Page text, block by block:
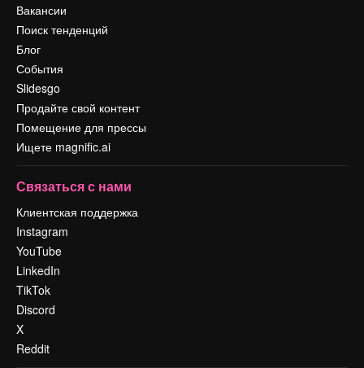
Вакансии
Поиск тенденций
Блог
События
Slidesgo
Продайте свой контент
Помещение для прессы
Ищете magnific.ai
Связаться с нами
Клиентская поддержка
Instagram
YouTube
LinkedIn
TikTok
Discord
X
Reddit